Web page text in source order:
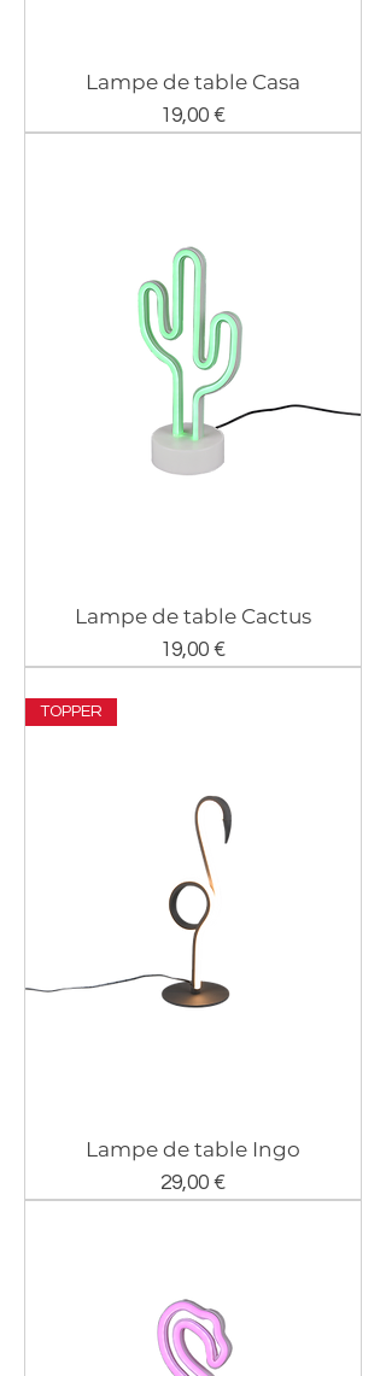
Lampe de table Casa
Prix
19,00 €
Lampe de table Cactus
Prix
19,00 €
TOPPER
Lampe de table Ingo
Prix
29,00 €